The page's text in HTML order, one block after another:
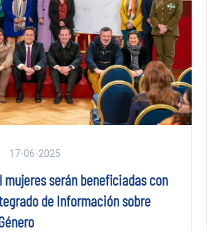
17-06-2025
mujeres serán beneficiadas con
de Información sobre